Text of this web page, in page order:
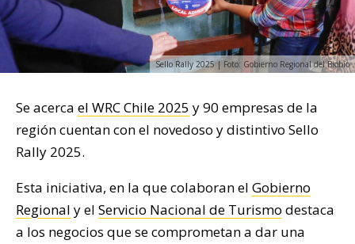
Sello Rally 2025 | Foto: Gobierno Regional del Biobío
Se acerca el WRC Chile 2025 y 90 empresas de la
región cuentan con el novedoso y distintivo Sello
Rally 2025.
Esta iniciativa, en la que colaboran el Gobierno
Regional y el Servicio Nacional de Turismo destaca
a los negocios que se comprometan a dar una